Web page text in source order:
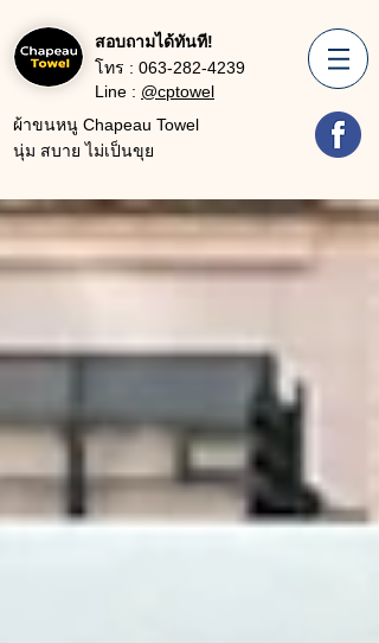
สอบถามได้ทันที!
โทร : 063-282-4239
Line : @cptowel
ผ้าขนหนู Chapeau Towel
นุ่ม สบาย ไม่เป็นขุย